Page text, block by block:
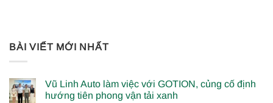
BÀI VIẾT MỚI NHẤT
Vũ Linh Auto làm việc với GOTION, củng cố định
hướng tiên phong vận tải xanh